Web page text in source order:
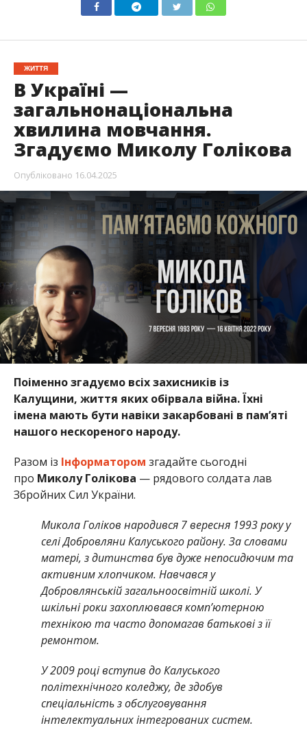
ЖИТТЯ
В Україні —
загальнонаціональна
хвилина мовчання.
Згадуємо Миколу Голікова
Опубліковано 16.04.2025
Поіменно згадуємо всіх захисників із
Калущини, життя яких обірвала війна. Їхні
імена мають бути навіки закарбовані в пам’яті
нашого нескореного народу.
Разом із Інформатором згадайте сьогодні
про Миколу Голікова — рядового солдата лав
Збройних Сил України.
Микола Голіков народився 7 вересня 1993 року у
селі Добровляни Калуського району. За словами
матері, з дитинства був дуже непосидючим та
активним хлопчиком. Навчався у
Добровлянській загальноосвітній школі. У
шкільні роки захоплювався комп’ютерною
технікою та часто допомагав батькові з її
ремонтом.
У 2009 році вступив до Калуського
політехнічного коледжу, де здобув
спеціальність з обслуговування
інтелектуальних інтегрованих систем.